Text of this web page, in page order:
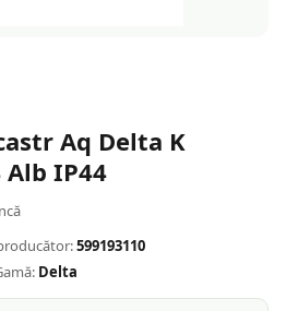
Aq Delta K
Alb IP44
599193110
Delta